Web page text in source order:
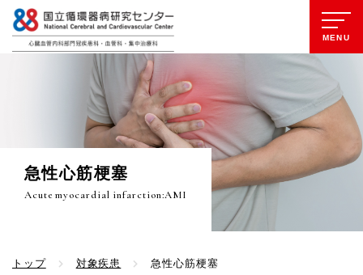
MENU
急性心筋梗塞
Acute myocardial infarction:AMI
トップ 対象疾患 急性心筋梗塞